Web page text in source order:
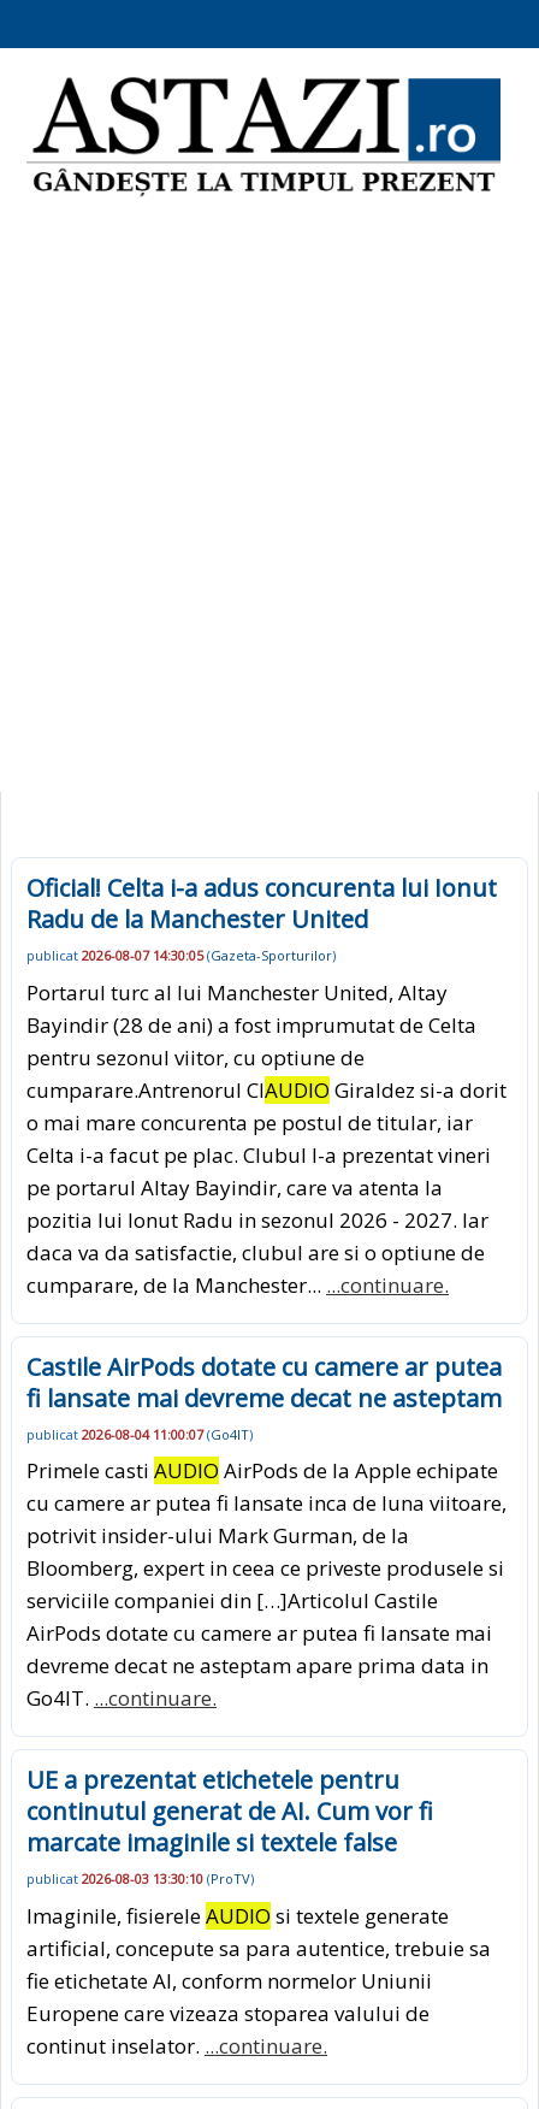
Oficial! Celta i-a adus concurenta lui Ionut
Radu de la Manchester United
publicat 2026-08-07 14:30:05(Gazeta-Sporturilor)
Portarul turc al lui Manchester United, Altay
Bayindir (28 de ani) a fost imprumutat de Celta
pentru sezonul viitor, cu optiune de
cumparare.Antrenorul ClAUDIO Giraldez si-a dorit
o mai mare concurenta pe postul de titular, iar
Celta i-a facut pe plac. Clubul l-a prezentat vineri
pe portarul Altay Bayindir, care va atenta la
pozitia lui Ionut Radu in sezonul 2026 - 2027. Iar
daca va da satisfactie, clubul are si o optiune de
cumparare, de la Manchester... ...continuare.
Castile AirPods dotate cu camere ar putea
fi lansate mai devreme decat ne asteptam
publicat 2026-08-04 11:00:07(Go4IT)
Primele casti AUDIO AirPods de la Apple echipate
cu camere ar putea fi lansate inca de luna viitoare,
potrivit insider-ului Mark Gurman, de la
Bloomberg, expert in ceea ce priveste produsele si
serviciile companiei din […]Articolul Castile
AirPods dotate cu camere ar putea fi lansate mai
devreme decat ne asteptam apare prima data in
Go4IT. ...continuare.
UE a prezentat etichetele pentru
continutul generat de AI. Cum vor fi
marcate imaginile si textele false
publicat 2026-08-03 13:30:10 (ProTV)
Imaginile, fisiereleAUDIO si textele generate
artificial, concepute sa para autentice, trebuie sa
fie etichetate AI, conform normelor Uniunii
Europene care vizeaza stoparea valului de
continut inselator. ...continuare.